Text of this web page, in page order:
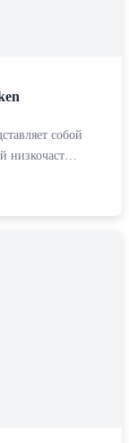
собой
низкочаст…